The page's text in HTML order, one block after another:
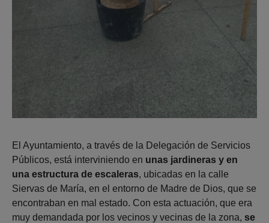
El Ayuntamiento, a través de la Delegación de Servicios
Públicos, está interviniendo en unas jardineras y en
una estructura de escaleras, ubicadas en la calle
Siervas de María, en el entorno de Madre de Dios, que se
encontraban en mal estado. Con esta actuación, que era
muy demandada por los vecinos y vecinas de la zona, se